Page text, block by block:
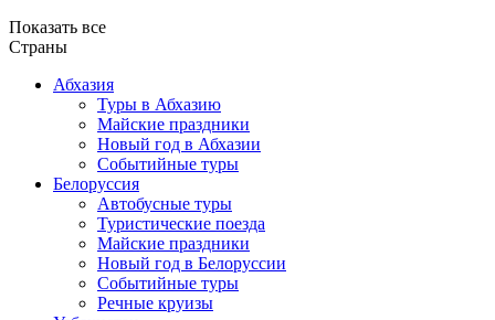
Показать все
Страны
Абхазия
Туры в Абхазию
Майские праздники
Новый год в Абхазии
Событийные туры
Белоруссия
Автобусные туры
Туристические поезда
Майские праздники
Новый год в Белоруссии
Событийные туры
Речные круизы